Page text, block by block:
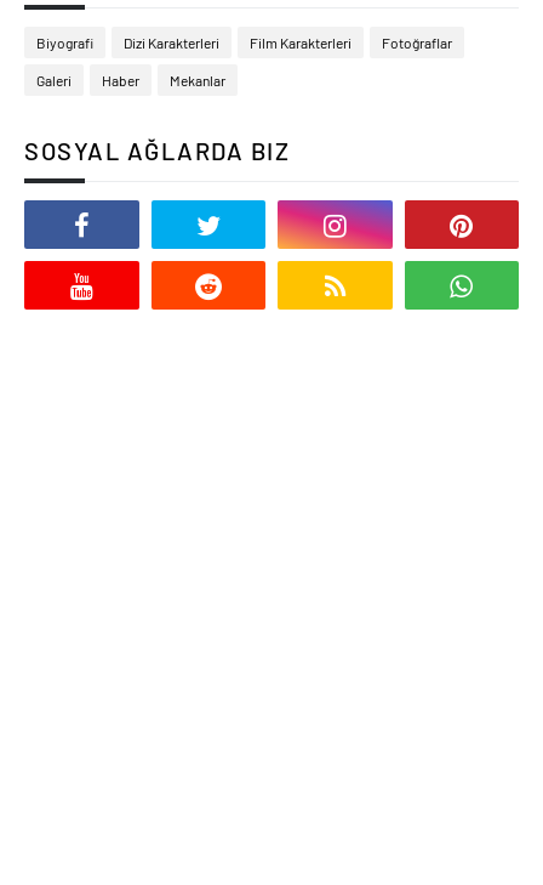
Biyografi Dizi Karakterleri Film Karakterleri Fotoğraflar
Galeri Haber Mekanlar
SOSYAL AĞLARDA BIZ